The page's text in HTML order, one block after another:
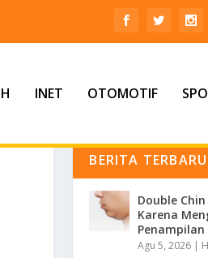
INET OTOMOTIF
BERITA TERBARU
Double
Karena
Penampilan
Agu 5, 2026 |